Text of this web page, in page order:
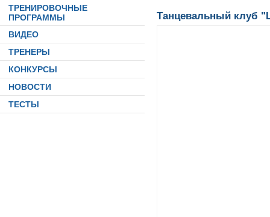
ТРЕНИРОВОЧНЫЕ
ПРОГРАММЫ
ВИДЕО
ТРЕНЕРЫ
КОНКУРСЫ
НОВОСТИ
ТЕСТЫ
Танцевальный клуб